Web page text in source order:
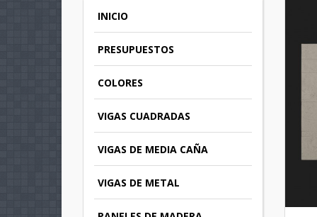
INICIO
PRESUPUESTOS
COLORES
VIGAS CUADRADAS
VIGAS DE MEDIA CAÑA
VIGAS DE METAL